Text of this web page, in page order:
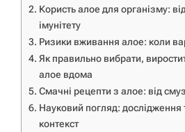
Користь алое для організму:
імунітету
Ризики вживання алое: коли
Як правильно вибрати,
алое вдома
Смачні рецепти з алое: від
Науковий погляд: дослідження
контекст